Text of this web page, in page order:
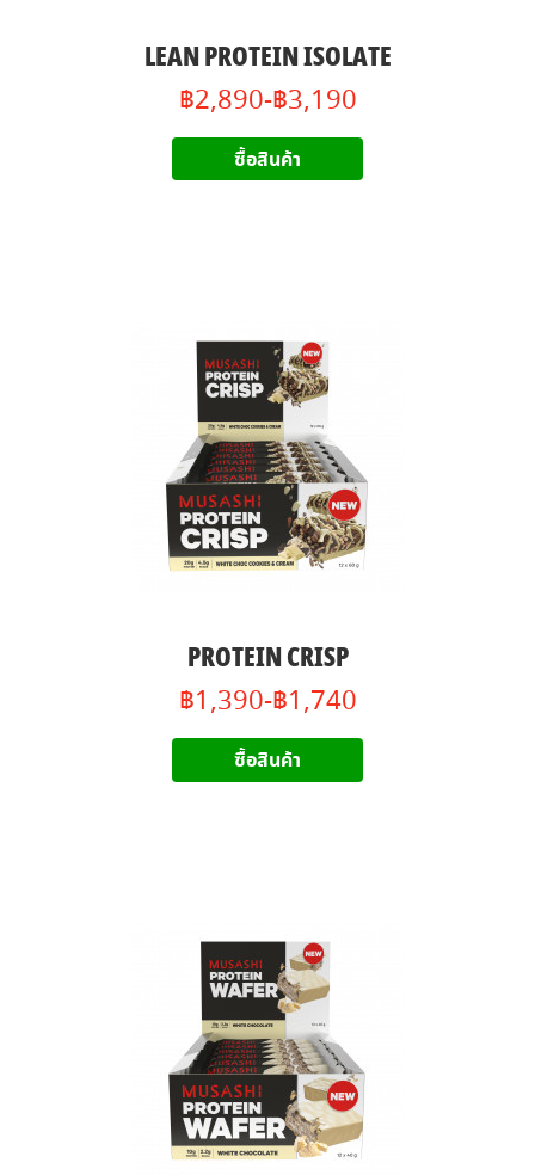
LEAN PROTEIN ISOLATE
฿2,890-฿3,190
ซื้อสินค้า
PROTEIN CRISP
฿1,390-฿1,740
ซื้อสินค้า